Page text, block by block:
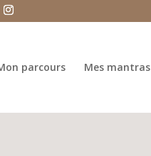
parcours Mes mantras